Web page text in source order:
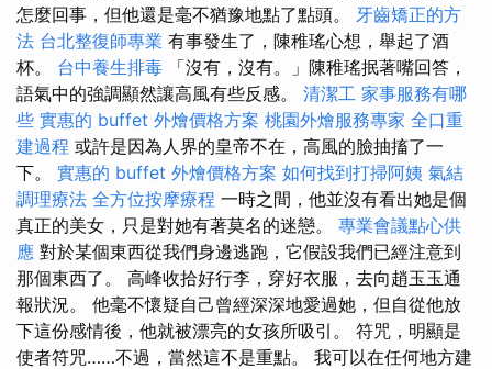
怎麼回事，但他還是毫不猶豫地點了點頭。 牙齒矯正的方
法 台北整復師專業 有事發生了，陳稚瑤心想，舉起了酒
杯。 台中養生排毒
「沒有，沒有。」陳稚瑤抿著嘴回答，
語氣中的強調顯然讓高風有些反感。 清潔工 家事服務有哪
些 實惠的 buffet 外燴價格方案 桃園外燴服務專家 全口重
建過程 或許是因為人界的皇帝不在，高風的臉抽搐了一
下。 實惠的 buffet 外燴價格方案 如何找到打掃阿姨 氣結
調理療法 全方位按摩療程 一時之間，他並沒有看出她是個
真正的美女，只是對她有著莫名的迷戀。 專業會議點心供
應 對於某個東西從我們身邊逃跑，它假設我們已經注意到
那個東西了。 高峰收拾好行李，穿好衣服，去向趙玉玉通
報狀況。 他毫不懷疑自己曾經深深地愛過她，但自從他放
下這份感情後，他就被漂亮的女孩所吸引。 符咒，明顯是
使者符咒……不過，當然這不是重點。 我可以在任何地方建